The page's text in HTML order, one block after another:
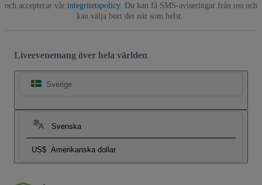
och accepterar vår integritetspolicy. Du kan få SMS-aviseringar från oss och
kan välja bort det när som helst.
Liveevenemang över hela världen
Sverige
Svenska
US$ Amerikanska dollar